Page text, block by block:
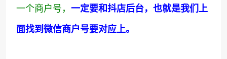
一个商户号， 一定要和抖店后台，也就是我们上
面找到微信商户号要对应上。